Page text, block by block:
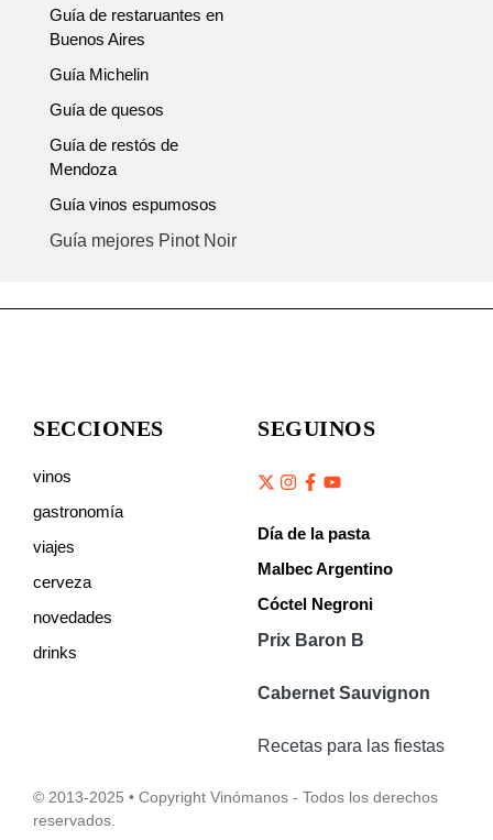
Guía de restaruantes en
Buenos Aires
Guía Michelin
Guía de quesos
Guía de restós de
Mendoza
Guía vinos espumosos
Guía mejores Pinot Noir
SECCIONES
vinos
gastronomía
viajes
cerveza
novedades
drinks
SEGUINOS
Día de la pasta
Malbec Argentino
Cóctel Negroni
Prix Baron B
Cabernet Sauvignon
Recetas para las fiestas
© 2013-2025 • Copyright Vinómanos - Todos los derechos
reservados.